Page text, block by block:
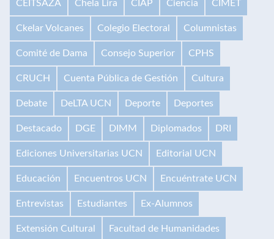
CEITSAZA Chela Lira CIAP Ciencia CIMET
Ckelar Volcanes Colegio Electoral Columnistas
Comité de Dama Consejo Superior CPHS
CRUCH Cuenta Pública de Gestión Cultura
Debate DeLTA UCN Deporte Deportes
Destacado DGE DIMM Diplomados DRI
Ediciones Universitarias UCN Editorial UCN
Educación Encuentros UCN Encuéntrate UCN
Entrevistas Estudiantes Ex-Alumnos
Extensión Cultural Facultad de Humanidades